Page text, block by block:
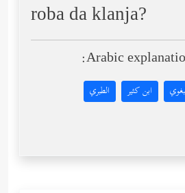
roba da klanja?
Arabic
ابن كثير الطبري